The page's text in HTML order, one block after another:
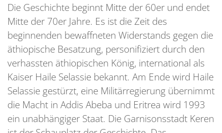
Die Geschichte beginnt Mitte der 60er und endet
Mitte der 70er Jahre. Es ist die Zeit des
beginnenden bewaffneten Widerstands gegen die
äthiopische Besatzung, personifiziert durch den
verhassten äthiopischen König, international als
Kaiser Haile Selassie bekannt. Am Ende wird Haile
Selassie gestürzt, eine Militärregierung übernimmt
die Macht in Addis Abeba und Eritrea wird 1993
ein unabhängiger Staat. Die Garnisonsstadt Keren